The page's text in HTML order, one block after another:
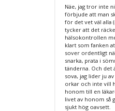
Näe, jag tror inte
förbjude att man
för det vet väl alla
tycker att det
hälsokontrollen
klart som fanken
sover ordentligt
snarka, prata i
tänderna. Och det
sova, jag lider ju
orkar och inte vill
honom till en
livet av honom så
sjukt hög oavsett.